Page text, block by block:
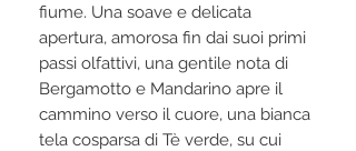
fiume. Una soave e delicata
apertura, amorosa fin dai suoi primi
passi olfattivi, una gentile nota di
Bergamotto e Mandarino apre il
cammino verso il cuore, una bianca
tela cosparsa di Tè verde, su cui